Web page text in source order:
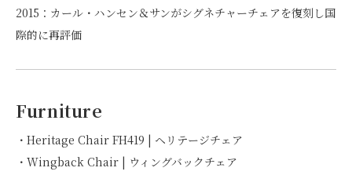
2015：カール・ハンセン＆サンがシグネチャーチェアを復刻し国
際的に再評価
Furniture
・Heritage Chair FH419 | ヘリテージチェア
・Wingback Chair | ウィングバックチェア